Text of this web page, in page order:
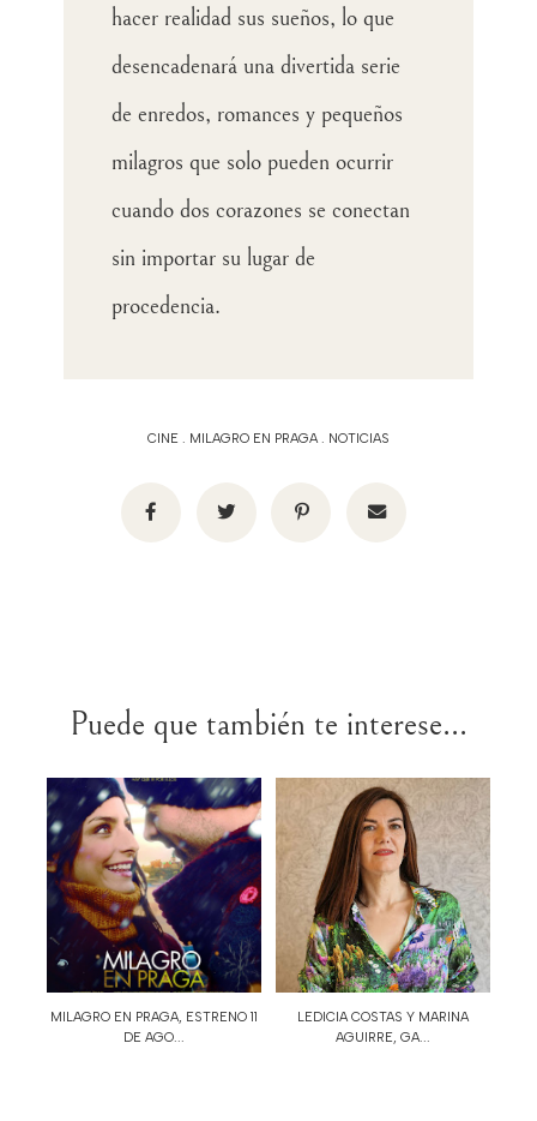
hacer realidad sus sueños, lo que
desencadenará una divertida serie
de enredos, romances y pequeños
milagros que solo pueden ocurrir
cuando dos corazones se conectan
sin importar su lugar de
procedencia.
CINE . MILAGRO EN PRAGA. NOTICIAS
Puede que también te interese...
MILAGRO EN PRAGA, ESTRENO 11
DE AGO...
LEDICIA COSTAS Y MARINA
AGUIRRE, GA...